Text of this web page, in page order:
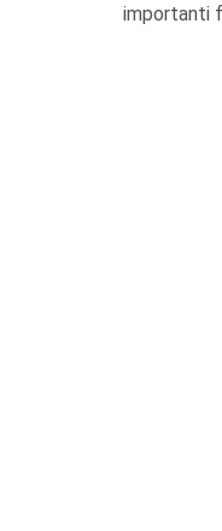
importanti